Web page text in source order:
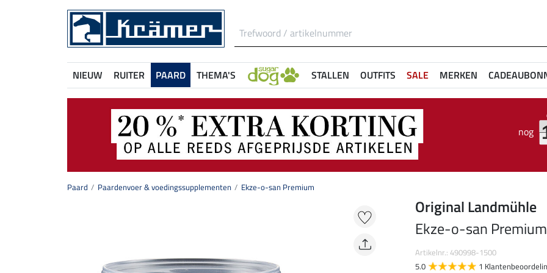
NIEUW RUITER PAARD THEMA'S STALLEN OUTFITS SALE MERKEN
nog
Paard Paardenvoer & voedingssupplementen Ekze-o-san Premium
Original Landmühle
Ekze-o-san Premium
Artikelnr.: 490998-1500
5.0
1